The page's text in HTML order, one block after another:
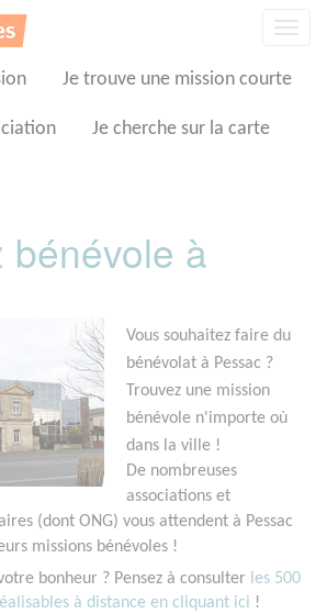
Je trouve une mission courte
Je cherche sur la carte
bénévole à
Vous souhaitez faire du
bénévolat à Pessac ?
Trouvez une mission
bénévole n'importe où
dans la ville !
De nombreuses
associations et
(dont ONG) vous attendent à Pessac
missions bénévoles !
bonheur ? Pensez à consulter les 500
à distance en cliquant ici !